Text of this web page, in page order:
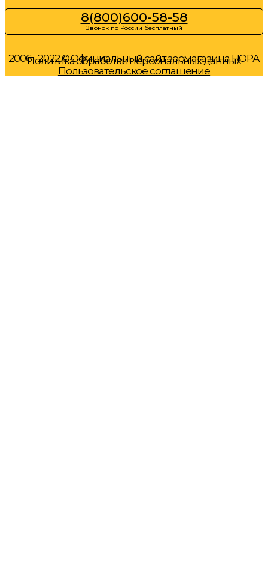
8(800)600-58-58
Звонок по России бесплатный
2006 - 2022 © Официальный сайт зоомагазина НОРА
Политика обработки персональных данных
Пользовательское соглашение